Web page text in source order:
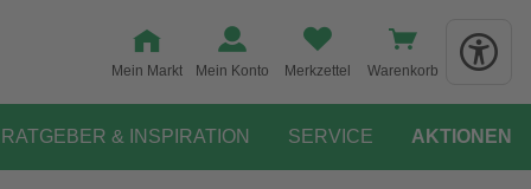
Mein Markt Mein Konto Merkzettel Warenkorb
RATGEBER & INSPIRATION SERVICE AKTIONEN